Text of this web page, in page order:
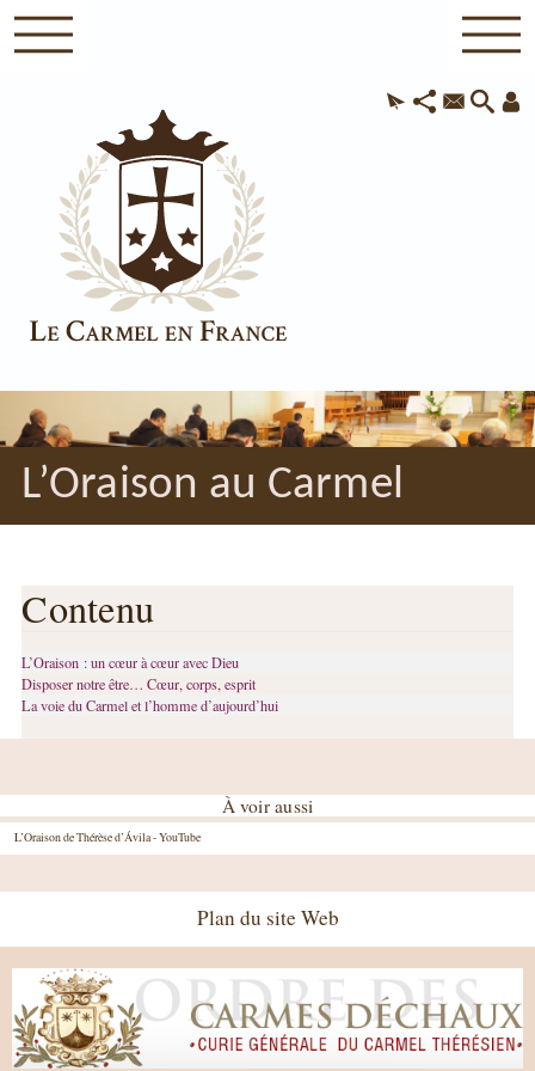
L’Oraison au Carmel
Contenu
L’Oraison : un cœur à cœur avec Dieu
Disposer notre être… Cœur, corps, esprit
La voie du Carmel et l’homme d’aujourd’hui
À voir aussi
L’Oraison de Thérèse d’Ávila - YouTube
Plan du site Web